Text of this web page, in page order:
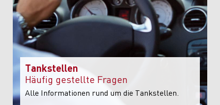
Tankstellen
Häufig gestellte Fragen
Alle Informationen rund um die Tankstellen.